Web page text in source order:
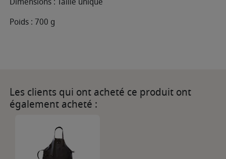
Poids : 700 g
Les clients qui ont acheté ce produit ont
également acheté :